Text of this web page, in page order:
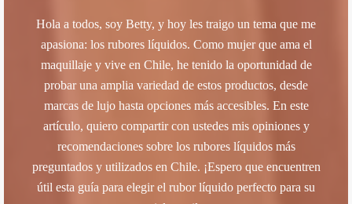
Hola a todos, soy Betty, y hoy les traigo un tema que me
apasiona: los rubores líquidos. Como mujer que ama el
maquillaje y vive en Chile, he tenido la oportunidad de
probar una amplia variedad de estos productos, desde
marcas de lujo hasta opciones más accesibles. En este
artículo, quiero compartir con ustedes mis opiniones y
recomendaciones sobre los rubores líquidos más
preguntados y utilizados en Chile. ¡Espero que encuentren
útil esta guía para elegir el rubor líquido perfecto para su